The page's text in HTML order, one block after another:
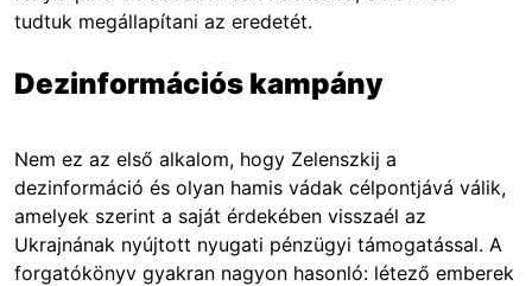
tudtuk megállapítani az eredetét.
Dezinformációs kampány
Nem ez az első alkalom, hogy Zelenszkij a
dezinformáció és olyan hamis vádak célpontjává válik,
amelyek szerint a saját érdekében visszaél az
Ukrajnának nyújtott nyugati pénzügyi támogatással. A
forgatókönyv gyakran nagyon hasonló: létező emberek